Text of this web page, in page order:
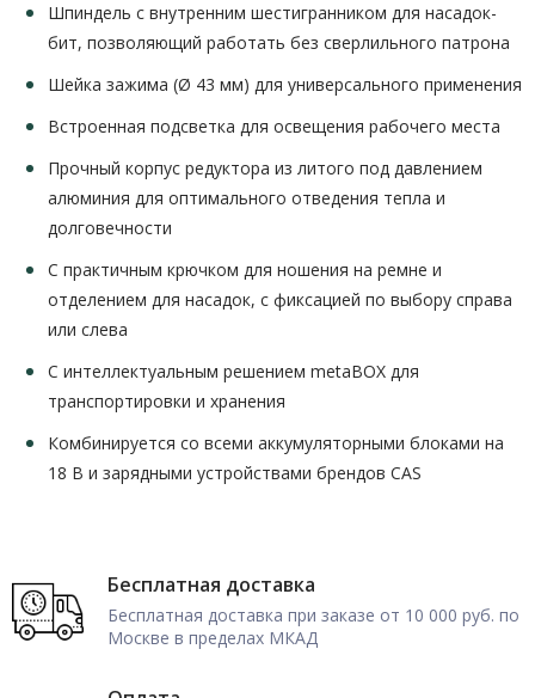
Шпиндель с внутренним шестигранником для насадок-
бит, позволяющий работать без сверлильного патрона
Шейка зажима (Ø 43 мм) для универсального применения
Встроенная подсветка для освещения рабочего места
Прочный корпус редуктора из литого под давлением
алюминия для оптимального отведения тепла и
долговечности
С практичным крючком для ношения на ремне и
отделением для насадок, с фиксацией по выбору справа
или слева
С интеллектуальным решением metaBOX для
транспортировки и хранения
Комбинируется со всеми аккумуляторными блоками на
18 В и зарядными устройствами брендов CAS
Бесплатная доставка
Бесплатная доставка при заказе от 10 000 руб. по
Москве в пределах МКАД